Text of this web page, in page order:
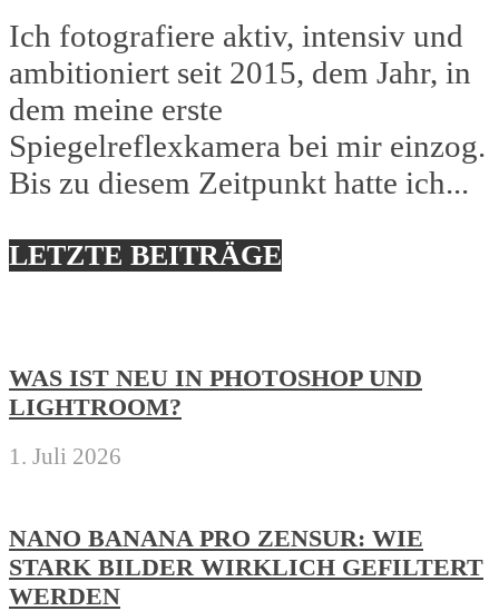
Ich fotografiere aktiv, intensiv und
ambitioniert seit 2015, dem Jahr, in
dem meine erste
Spiegelreflexkamera bei mir einzog.
Bis zu diesem Zeitpunkt hatte ich...
LETZTE BEITRÄGE
WAS IST NEU IN PHOTOSHOP UND
LIGHTROOM?
1. Juli 2026
NANO BANANA PRO ZENSUR: WIE
STARK BILDER WIRKLICH GEFILTERT
WERDEN